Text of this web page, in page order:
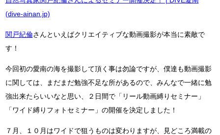
(dive-ainan.jp)
関戸紀倫さんといえばクリエイティブな動画撮影が本当に素敵で
す！
今回初の愛南の海を撮影して頂く事は勿論ですが、僕達も動画撮影
に関しては、まだまだ勉強不足な所があるので、みんなで一緒に勉
強出来たらいいなと思い、２日間で「リール動画縛りセミナー」
「ワイド縛りフォトセミナー」の開催を決定しました！
７月、１０月はワイドで狙うものは変わりますが、見どころ満載の